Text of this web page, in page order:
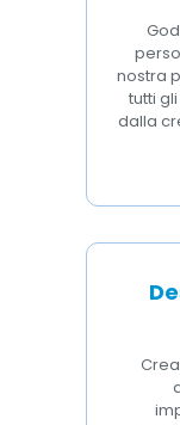
nostra
tutti
dalla